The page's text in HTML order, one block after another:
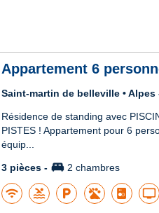
Appartement 6
Saint-martin de belleville •
Résidence de standing avec
PISTES ! Appartement pour 6
équip...
3 pièces - king_bed 2 chambres
wifi pool local_parking tv